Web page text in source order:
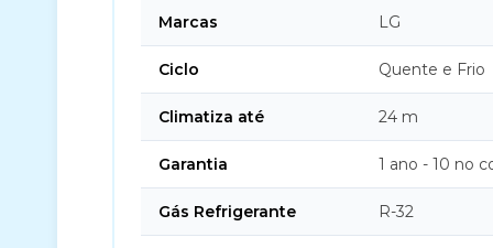
Marcas LG
Ciclo Quente e Frio
Climatiza até 24 m
Garantia 1 ano - 10 no
Gás Refrigerante R-32